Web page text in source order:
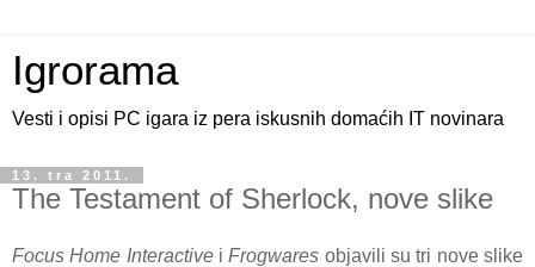
Igrorama
Vesti i opisi PC igara iz pera iskusnih domaćih IT novinara
13. tra 2011.
The Testament of Sherlock, nove slike
Focus Home InteractiveiFrogwares objavili su tri nove slike